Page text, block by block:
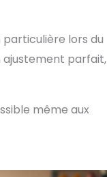
lors du
ajustement parfait,
même aux